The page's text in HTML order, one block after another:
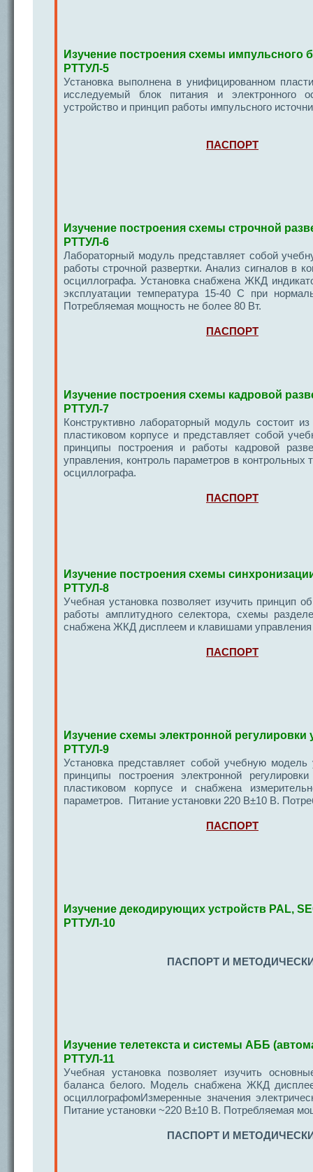
Изучение построения схемы импульсного
РТТУЛ-5
Установка выполнена в унифицированном
исследуемый блок питания и электронного
устройство и принцип работы импульсного
ПАСПОРТ
Изучение построения схемы строчной
РТТУЛ-6
Лабораторный модуль представляет собой
работы строчной развертки. Анализ сигналов в
осциллографа. Установка снабжена ЖКД
эксплуатации температура 15-40 С при
Потребляемая мощность не более 80 Вт.
ПАСПОРТ
Изучение построения схемы кадровой
РТТУЛ-7
Конструктивно лабораторный модуль состоит
пластиковом корпусе и представляет собой
принципы построения и работы кадровой
управления, контроль параметров в
осциллографа.
ПАСПОРТ
Изучение построения схемы
РТТУЛ-8
Учебная установка позволяет изучить принцип
работы амплитудного селектора, схемы
снабжена ЖКД дисплеем и клавишами
ПАСПОРТ
Изучение схемы электронной регулировки
РТТУЛ-9
Установка представляет собой учебную
принципы построения электронной
пластиковом корпусе и снабжена
параметров. Питание установки 220 В±10 В.
ПАСПОРТ
Изучение декодирующих устройств PAL,
РТТУЛ-10
ПАСПОРТ И
Изучение телетекста и системы АББ
РТТУЛ-11
Учебная установка позволяет изучить
баланса белого. Модель снабжена ЖКД
осциллографомИзмеренные значения
Питание установки ~220 В±10 В. Потребляемая
ПАСПОРТ И